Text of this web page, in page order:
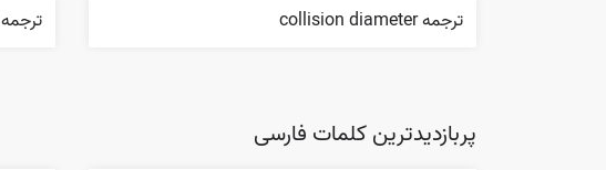
ترجمه collision diameter ترجمه Campin
پربازدیدترین کلمات فارسی